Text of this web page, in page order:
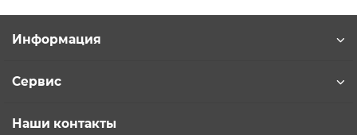
Информация
Сервис
Наши контакты